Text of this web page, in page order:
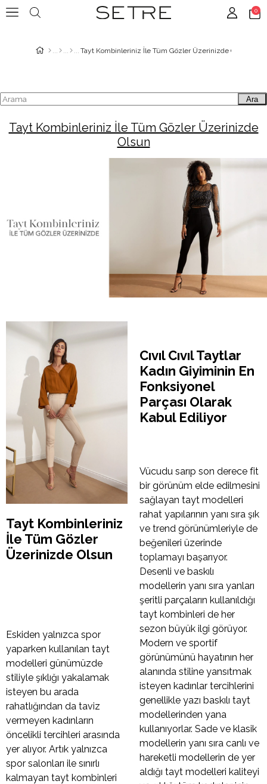
0
Tayt Kombinleriniz İle Tüm Gözler Üzerinizde Olsun
Ara
Tayt Kombinleriniz İle Tüm Gözler Üzerinizde
Olsun
Tayt Kombinleriniz
İle Tüm Gözler
Üzerinizde Olsun
Eskiden yalnızca spor
yaparken kullanılan tayt
modelleri günümüzde
stiliyle şıklığı yakalamak
isteyen bu arada
rahatlığından da taviz
vermeyen kadınların
öncelikli tercihleri arasında
yer alıyor. Artık yalnızca
spor salonları ile sınırlı
kalmayan tayt kombinleri
Cıvıl Cıvıl Taytlar
Kadın Giyiminin En
Fonksiyonel
Parçası Olarak
Kabul Ediliyor
Vücudu sarıp son derece fit
bir görünüm elde edilmesini
sağlayan tayt modelleri
rahat yapılarının yanı sıra şık
ve trend görünümleriyle de
beğenileri üzerinde
toplamayı başarıyor.
Desenli ve baskılı
modellerin yanı sıra yanları
şeritli parçaların kullanıldığı
tayt kombinleri de her
sezon büyük ilgi görüyor.
Modern ve sportif
görünümünü hayatının her
alanında stiline yansıtmak
isteyen kadınlar tercihlerini
genellikle yazı baskılı tayt
modellerinden yana
kullanıyorlar. Sade ve klasik
modellerin yanı sıra canlı ve
hareketli modellerin de yer
aldığı tayt modelleri kaliteyi